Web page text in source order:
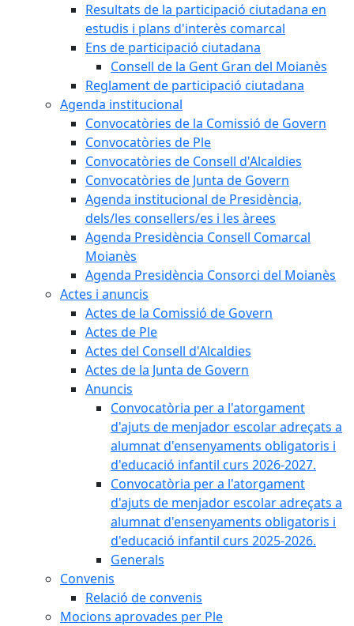
Resultats de la participació ciutadana en
estudis i plans d'interès comarcal
Ens de participació ciutadana
Consell de la Gent Gran del Moianès
Reglament de participació ciutadana
Agenda institucional
Convocatòries de la Comissió de Govern
Convocatòries de Ple
Convocatòries de Consell d'Alcaldies
Convocatòries de Junta de Govern
Agenda institucional de Presidència,
dels/les consellers/es i les àrees
Agenda Presidència Consell Comarcal
Moianès
Agenda Presidència Consorci del Moianès
Actes i anuncis
Actes de la Comissió de Govern
Actes de Ple
Actes del Consell d'Alcaldies
Actes de la Junta de Govern
Anuncis
Convocatòria per a l'atorgament
d'ajuts de menjador escolar adreçats a
alumnat d'ensenyaments obligatoris i
d'educació infantil curs 2026-2027.
Convocatòria per a l'atorgament
d'ajuts de menjador escolar adreçats a
alumnat d'ensenyaments obligatoris i
d'educació infantil curs 2025-2026.
Generals
Convenis
Relació de convenis
Mocions aprovades per Ple